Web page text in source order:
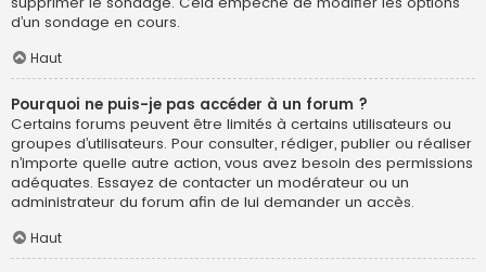
d’un sondage en cours.
Haut
Pourquoi ne puis-je pas accéder à un forum ?
Certains forums peuvent être limités à certains utilisateurs ou
groupes d’utilisateurs. Pour consulter, rédiger, publier ou réaliser
n’importe quelle autre action, vous avez besoin des permissions
adéquates. Essayez de contacter un modérateur ou un
administrateur du forum afin de lui demander un accès.
Haut